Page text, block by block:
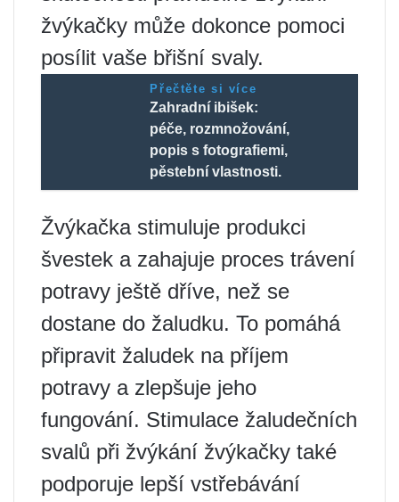
žvýkačky může dokonce pomoci
posílit vaše břišní svaly.
Přečtěte si více
Zahradní ibišek:
péče, rozmnožování,
popis s fotografiemi,
pěstební vlastnosti.
Žvýkačka stimuluje produkci
švestek a zahajuje proces trávení
potravy ještě dříve, než se
dostane do žaludku. To pomáhá
připravit žaludek na příjem
potravy a zlepšuje jeho
fungování. Stimulace žaludečních
svalů při žvýkání žvýkačky také
podporuje lepší vstřebávání